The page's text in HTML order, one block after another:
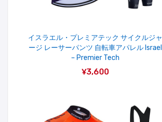
イスラエル・プレミアテック サイクルジャ
ージ レーサーパンツ 自転車アパレル Israel
– Premier Tech
¥3,600